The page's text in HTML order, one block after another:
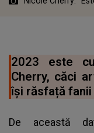
2023 este
Cherry, căci
își răsfață fanii
De această